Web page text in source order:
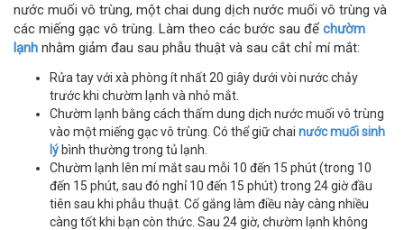
nước muối vô trùng, một chai dung dịch nước muối vô trùng và
các miếng gạc vô trùng. Làm theo các bước sau để chườm
lạnh nhằm giảm đau sau phẫu thuật và sau cắt chỉ mí mắt:
Rửa tay với xà phòng ít nhất 20 giây dưới vòi nước chảy
trước khi chườm lạnh và nhỏ mắt.
Chườm lạnh bằng cách thấm dung dịch nước muối vô trùng
vào một miếng gạc vô trùng. Có thể giữ chai nước muối sinh
lý bình thường trong tủ lạnh.
Chườm lạnh lên mí mắt sau mỗi 10 đến 15 phút (trong 10
đến 15 phút, sau đó nghỉ 10 đến 15 phút) trong 24 giờ đầu
tiên sau khi phẫu thuật. Cố gắng làm điều này càng nhiều
càng tốt khi bạn còn thức. Sau 24 giờ, chườm lạnh không